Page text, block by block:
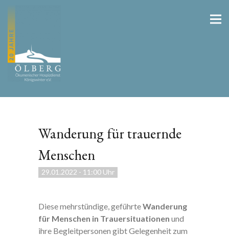
Wanderung für trauernde
Menschen
29.01.2022 - 11:00 Uhr
Diese mehrstündige, geführteWanderung
für Menschen in Trauersituationen und
ihre Begleitpersonen gibtGelegenheit zum